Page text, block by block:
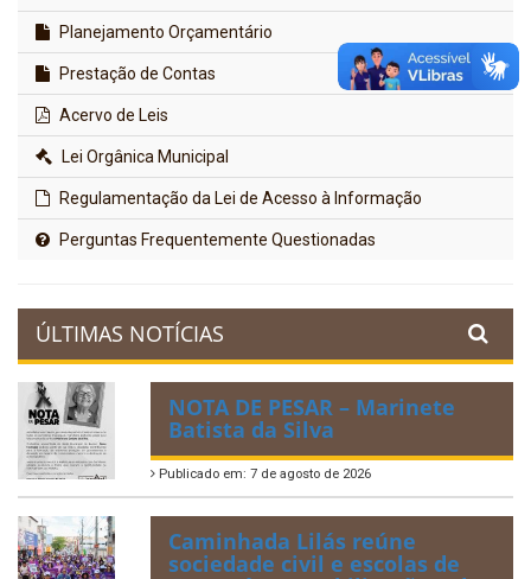
Planejamento Orçamentário
Prestação de Contas
Acervo de Leis
Lei Orgânica Municipal
Regulamentação da Lei de Acesso à Informação
Perguntas Frequentemente Questionadas
ÚLTIMAS NOTÍCIAS
NOTA DE PESAR – Marinete
Batista da Silva
Publicado em: 7 de agosto de 2026
Caminhada Lilás reúne
sociedade civil e escolas de